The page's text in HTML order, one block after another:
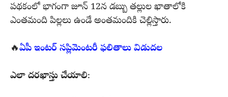
పథకంలో భాగంగా జూన్ 12న డబ్బు తల్లుల ఖాతాలోకి
ఎంతమంది పిల్లలు ఉండే అంతమందికి చెల్లిస్తారు.
🔥ఏపీ ఇంటర్ సప్లిమెంటరీ ఫలితాలు విడుదల
ఎలా దరఖాస్తు చేయాలి: